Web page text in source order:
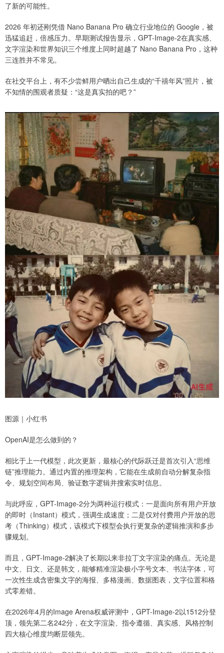
了新的可能性。
2026 年初还刚凭借 Nano Banana Pro 确立行业地位的 Google，被
迅猛追赶，倍感压力。早期测试报告显示，GPT-Image-2在真实感、
文字渲染和世界知识三个维度上同时超越了 Nano Banana Pro，这种
三连胜并不常见。
在社交平台上，有不少尝鲜用户晒出自己生成的“千禧年风”照片，被
不知情的围观者质疑：“这是真实拍的吧？”
图源｜小红书
OpenAI是怎么做到的？
相比于上一代模型，此次更新，最核心的代际跃迁是首次引入“思维
链”推理能力。通过内置的推理架构，它能在生成前自动分解复杂指
令、规划空间布局、验证数字逻辑并搜索实时信息。
与此呼应，GPT-Image-2分为两种运行模式：一是面向所有用户开放
的即时（Instant）模式，强调生成速度；二是仅对付费用户开放的思
考（Thinking）模式，该模式下模型会执行更复杂的逻辑推演和多步
骤规划。
而且，GPT-Image-2解决了长期以来非拉丁文字渲染的痛点。无论是
中文、日文、还是韩文，能够精准渲染极小字号文本、书法字体，可
一次性生成含密集文字的海报、多格漫画、数据图表，文字位置和格
式零差错。
在2026年4月的Image Arena权威评测中，GPT-Image-2以1512分登
顶，领先第二名242分，在文字渲染、指令遵循、真实感、风格控制
四大核心维度均断层领先。